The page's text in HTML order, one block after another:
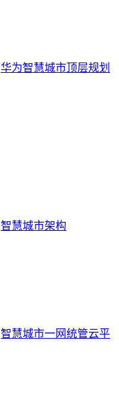
华为智慧城市顶层规划
智慧城市架构
智慧城市一网统管云平